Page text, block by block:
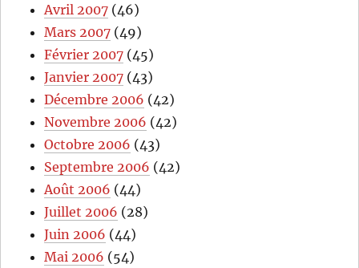
Avril 2007 (46)
Mars 2007 (49)
Février 2007 (45)
Janvier 2007 (43)
Décembre 2006 (42)
Novembre 2006 (42)
Octobre 2006 (43)
Septembre 2006 (42)
Août 2006 (44)
Juillet 2006 (28)
Juin 2006 (44)
Mai 2006 (54)